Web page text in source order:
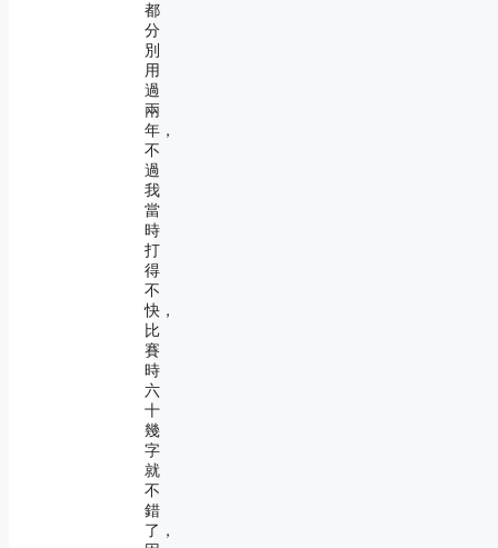
都
分
別
用
過
兩
年，
不
過
我
當
時
打
得
不
快，
比
賽
時
六
十
幾
字
就
不
錯
了，